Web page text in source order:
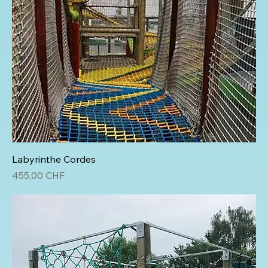
Labyrinthe Cordes
Prix
455,00 CHF